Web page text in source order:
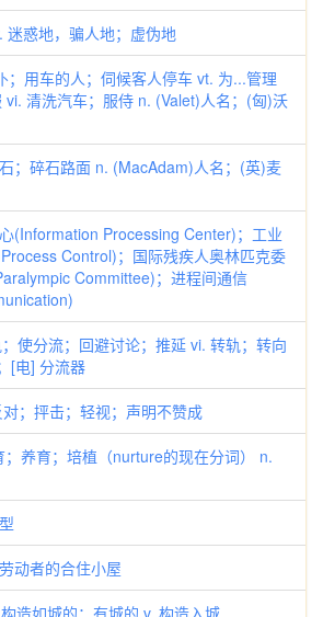
惑地，骗人地；虚伪地
车的人；伺候客人停车 vt. 为...管理
清洗汽车；服侍 n. (Valet)人名；(匈)沃
碎石路面 n. (MacAdam)人名；(英)麦
Processing Center)；工业
Control)；国际残疾人奥林匹克委
Committee)；进程间通信
分流；回避讨论；推延 vi. 转轨；转向
[电] 分流器
抨击；轻视；声明不赞成
育；培植（nurture的现在分词） n.
者的合住小屋
如城的；有城的 v. 构造入城